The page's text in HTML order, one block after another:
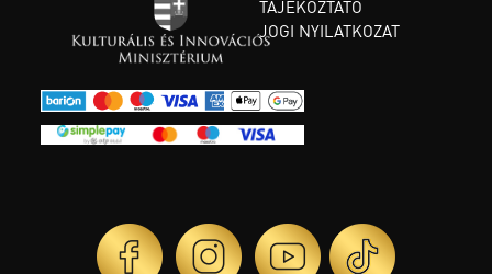
TÁJÉKOZTATÓ
JOGI NYILATKOZAT